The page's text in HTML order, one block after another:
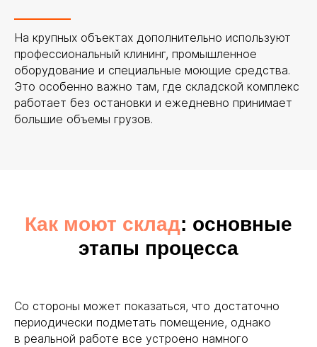
На крупных объектах дополнительно используют
профессиональный клининг, промышленное
оборудование и специальные моющие средства.
Это особенно важно там, где складской комплекс
работает без остановки и ежедневно принимает
большие объемы грузов.
Как моют склад: основные
этапы процесса
Со стороны может показаться, что достаточно
периодически подметать помещение, однако
в реальной работе все устроено намного